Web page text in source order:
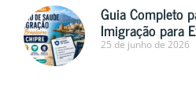
Guia Completo
Imigração para
25 de junho de 2026